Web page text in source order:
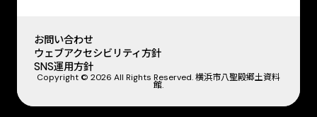
お問い合わせ
ウェブアクセシビリティ方針
SNS運用方針
Copyright © 2026 All Rights Reserved. 横浜市八聖殿郷土資料
館.